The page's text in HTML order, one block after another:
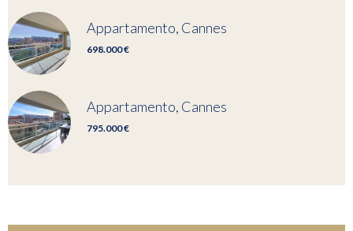
Appartamento, Cannes
698.000 €
Appartamento, Cannes
795.000 €